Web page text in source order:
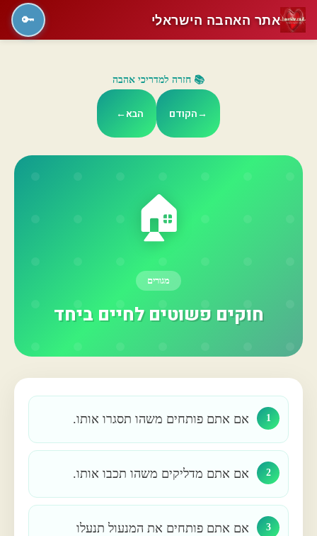
→הקודם
📚 חזרה למדריכי אהבה
הבא←
🏠
מגורים
חוקים פשוטים לחיים ביחד
1 אם אתם פותחים משהו תסגרו אותו.
2 אם אתם מדליקים משהו תכבו אותו.
3
אם אתם פותחים את המנעול תנעלו
אתר האהבה הישראלי 🔑